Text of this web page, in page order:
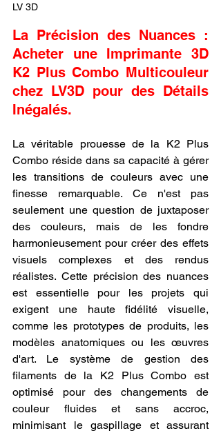
LV 3D
La Précision des Nuances :
Acheter une Imprimante 3D
K2 Plus Combo Multicouleur
chez LV3D pour des Détails
Inégalés.
La véritable prouesse de la K2 Plus
Combo réside dans sa capacité à gérer
les transitions de couleurs avec une
finesse remarquable. Ce n'est pas
seulement une question de juxtaposer
des couleurs, mais de les fondre
harmonieusement pour créer des effets
visuels complexes et des rendus
réalistes. Cette précision des nuances
est essentielle pour les projets qui
exigent une haute fidélité visuelle,
comme les prototypes de produits, les
modèles anatomiques ou les œuvres
d'art. Le système de gestion des
filaments de la K2 Plus Combo est
optimisé pour des changements de
couleur fluides et sans accroc,
minimisant le gaspillage et assurant